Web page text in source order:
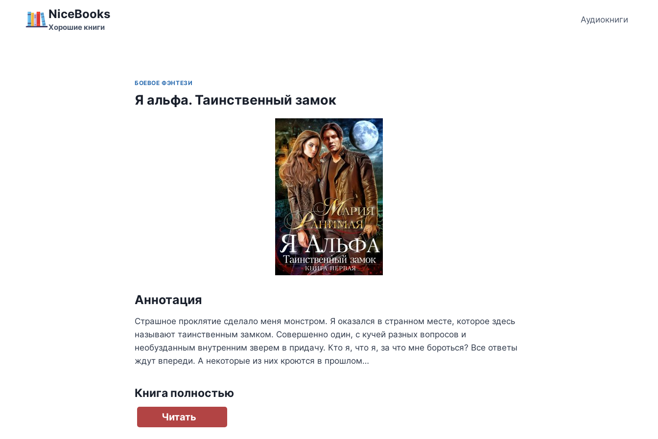
содержимому
NiceBooks
Хорошие книги
Аудиокниги
БОЕВОЕ ФЭНТЕЗИ
Я альфа. Таинственный замок
Аннотация
Страшное проклятие сделало меня монстром. Я оказался в странном месте, которое здесь
называют таинственным замком. Совершенно один, с кучей разных вопросов и
необузданным внутренним зверем в придачу. Кто я, что я, за что мне бороться? Все ответы
ждут впереди. А некоторые из них кроются в прошлом…
Книга полностью
Читать